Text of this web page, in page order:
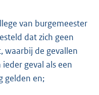
van burgemeester
dat zich geen
waarbij de gevallen
geval als een
gelden en;